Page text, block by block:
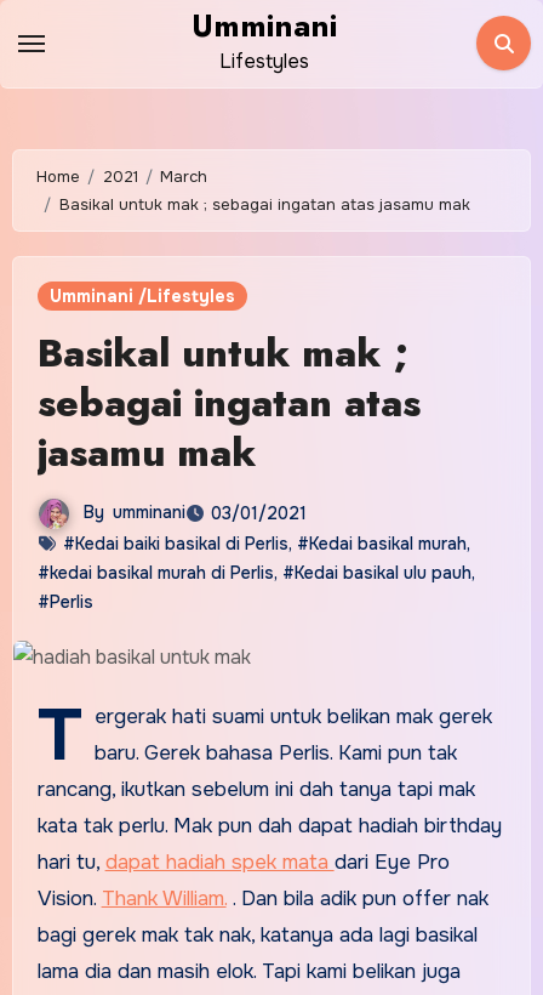
content
Umminani
Lifestyles
Home 2021
March
Basikal untuk mak ; sebagai ingatan atas jasamu mak
Umminani /Lifestyles
Basikal untuk mak ;
sebagai ingatan atas
jasamu mak
By umminani
03/01/2021
#Kedai baiki basikal di Perlis, #Kedai basikal murah,
#kedai basikal murah di Perlis, #Kedai basikal ulu pauh,
#Perlis
T ergerak hati suami untuk belikan mak gerek
baru. Gerek bahasa Perlis. Kami pun tak
rancang, ikutkan sebelum ini dah tanya tapi mak
kata tak perlu. Mak pun dah dapat hadiah birthday
hari tu, dapat hadiah spek mata dari Eye Pro
Vision. Thank William.. Dan bila adik pun offer nak
bagi gerek mak tak nak, katanya ada lagi basikal
lama dia dan masih elok. Tapi kami belikan juga